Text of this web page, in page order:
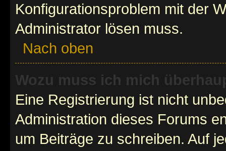
Konfigurationsproblem mit der
Administrator lösen muss.
Nach oben
Wozu muss ich mich
Eine Registrierung ist nicht
Administration dieses Forums
um Beiträge zu schreiben. Auf